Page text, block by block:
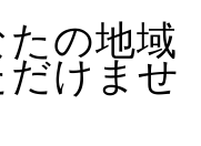
の地域
けませ